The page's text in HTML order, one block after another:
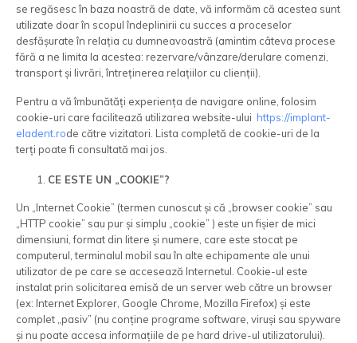
se regăsesc în baza noastră de date, vă informăm că acestea sunt
utilizate doar în scopul îndeplinirii cu succes a proceselor
desfășurate în relația cu dumneavoastră (amintim câteva procese
fără a ne limita la acestea: rezervare/vânzare/derulare comenzi,
transport și livrări, întreținerea relațiilor cu clienții).
Pentru a vă îmbunătăți experiența de navigare online, folosim
cookie-uri care facilitează utilizarea website-ului https://implant-
eladent.rode către vizitatori. Lista completă de cookie-uri de la
terți poate fi consultată mai jos.
CE ESTE UN „COOKIE”?
Un „Internet Cookie” (termen cunoscut și că „browser cookie” sau
„HTTP cookie” sau pur și simplu „cookie” ) este un fișier de mici
dimensiuni, format din litere și numere, care este stocat pe
computerul, terminalul mobil sau în alte echipamente ale unui
utilizator de pe care se accesează Internetul. Cookie-ul este
instalat prin solicitarea emisă de un server web către un browser
(ex: Internet Explorer, Google Chrome, Mozilla Firefox) și este
complet „pasiv” (nu conține programe software, viruși sau spyware
și nu poate accesa informațiile de pe hard drive-ul utilizatorului).